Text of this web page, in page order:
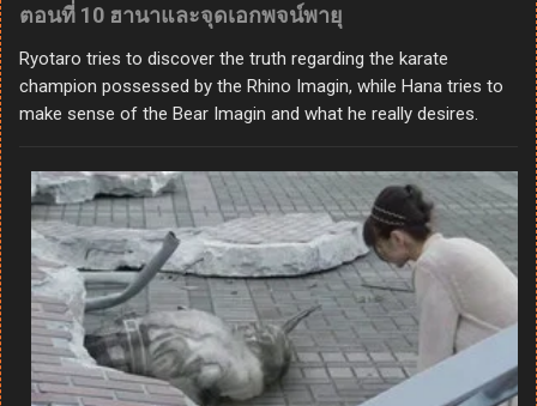
ตอนที่ 10 ฮานาและจุดเอกพจน์พายุ
Ryotaro tries to discover the truth regarding the karate
champion possessed by the Rhino Imagin, while Hana tries to
make sense of the Bear Imagin and what he really desires.